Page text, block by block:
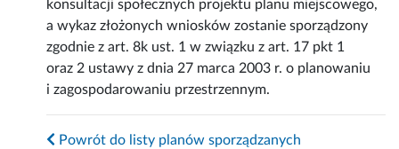
konsultacji społecznych projektu planu miejscowego,
a wykaz złożonych wniosków zostanie sporządzony
zgodnie z art. 8k ust. 1 w związku z art. 17 pkt 1
oraz 2 ustawy z dnia 27 marca 2003 r. o planowaniu
i zagospodarowaniu przestrzennym.
Powrót do listy planów sporządzanych